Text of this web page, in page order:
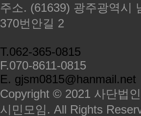
주소. (61639) 광주광역시
370번안길 2
T.062-365-0815
F.070-8611-0815
E. gjsm0815@hanmail.net
Copyright © 2021 사단법
시민모임. All Rights